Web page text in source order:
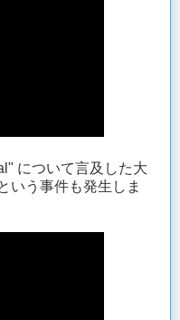
について言及した大
いう事件も発生しま